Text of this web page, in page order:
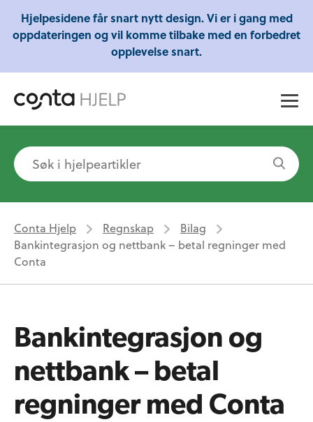
Gratis webinarer fra Conta - Lær om regnskap,
skatt og mye mer!
Conta Hjelp Regnskap
Bilag
Bankintegrasjon og nettbank – betal regninger med
Conta
Bankintegrasjon og
nettbank – betal
regninger med Conta
Hjelpesidene får snart nytt design. Vi er i gang med
oppdateringen og vil komme tilbake med en forbedret
opplevelse snart.